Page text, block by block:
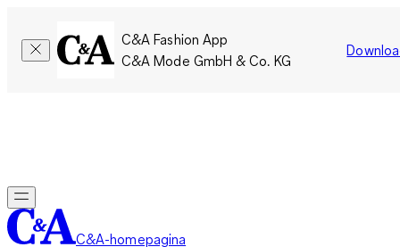
C&A Fashion App
C&A Mode GmbH & Co. KG
C&A-homepagina